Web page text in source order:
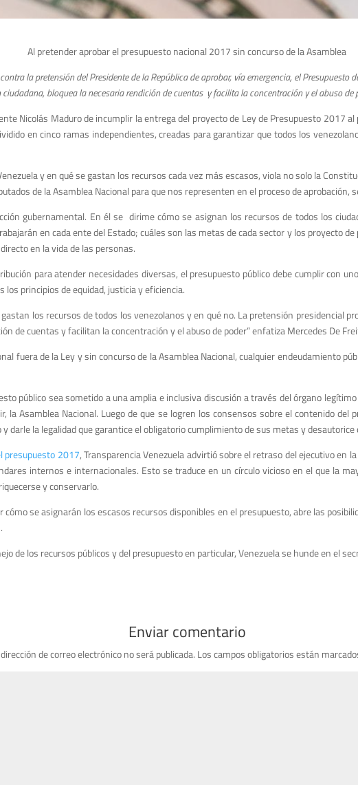
Al pretender aprobar el presupuesto nacional 2017 sin concurso de la Asamblea
la pretensión del Presidente de la República de aprobar, vía emergencia, el
bloquea la necesaria rendición de cuentas y facilita la concentración y el abuso de
Nicolás Maduro de incumplir la entrega del proyecto de Ley de Presupuesto 2017
en cinco ramas independientes, creadas para garantizar que todos los
y en qué se gastan los recursos cada vez más escasos, viola no solo la
de la Asamblea Nacional para que nos representen en el proceso de
gubernamental. En él se dirime cómo se asignan los recursos de todos los
en cada ente del Estado; cuáles son las metas de cada sector y los proyecto
en la vida de las personas.
para atender necesidades diversas, el presupuesto público debe cumplir con
principios de equidad, justicia y eficiencia.
los recursos de todos los venezolanos y en qué no. La pretensión presidencial
de cuentas y facilitan la concentración y el abuso de poder” enfatiza Mercedes De
fuera de la Ley y sin concurso de la Asamblea Nacional, cualquier endeudamiento
público sea sometido a una amplia e inclusiva discusión a través del órgano
la Asamblea Nacional. Luego de que se logren los consensos sobre el contenido
darle la legalidad que garantice el obligatorio cumplimiento de sus metas y
presupuesto 2017, Transparencia Venezuela advirtió sobre el retraso del ejecutivo
internos e internacionales. Esto se traduce en un círculo vicioso en el que la
y conservarlo.
se asignarán los escasos recursos disponibles en el presupuesto, abre las
de los recursos públicos y del presupuesto en particular, Venezuela se hunde en el
Enviar comentario
de correo electrónico no será publicada. Los campos obligatorios están